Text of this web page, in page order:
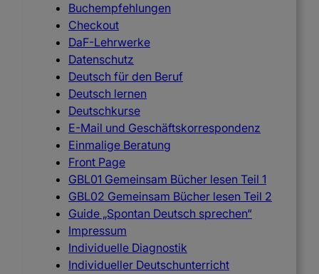
Buchempfehlungen
Checkout
DaF-Lehrwerke
Datenschutz
Deutsch für den Beruf
Deutsch lernen
Deutschkurse
E-Mail und Geschäftskorrespondenz
Einmalige Beratung
Front Page
GBL01 Gemeinsam Bücher lesen Teil 1
GBL02 Gemeinsam Bücher lesen Teil 2
Guide „Spontan Deutsch sprechen“
Impressum
Individuelle Diagnostik
Individueller Deutschunterricht